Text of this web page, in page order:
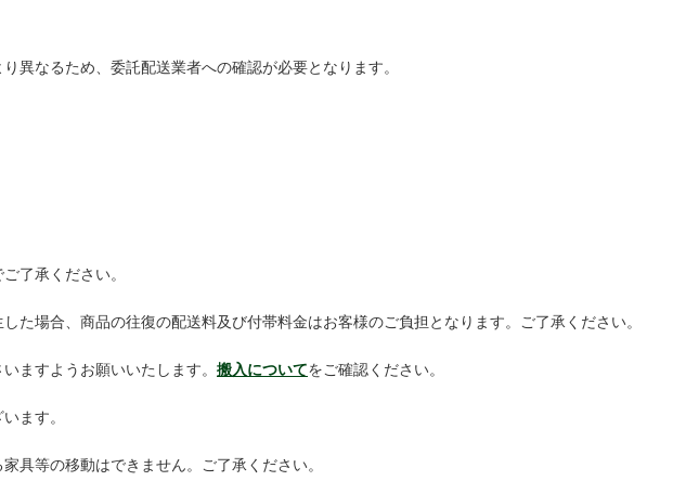
なるため、委託配送業者への確認が必要となります。
了承ください。
場合、商品の往復の配送料及び付帯料金はお客様のご負担となります。ご了承ください。
ますようお願いいたします。 搬入についてをご確認ください。
ます。
具等の移動はできません。ご了承ください。